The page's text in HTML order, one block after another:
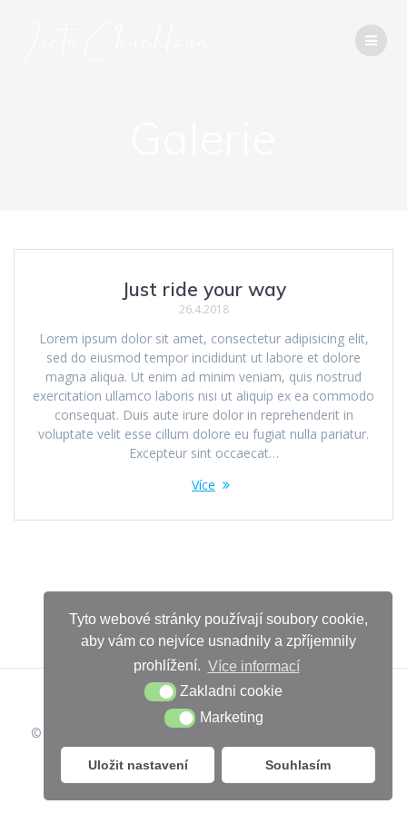
Tyto webové stránky používají soubory cookie,
aby vám co nejvíce usnadnily a zpříjemnily
prohlížení. Více informací
Zakladni cookie
Marketing
Uložit nastavení Souhlasím
Just ride your way
26.4.2018
Lorem ipsum dolor sit amet, consectetur adipisicing elit,
sed do eiusmod tempor incididunt ut labore et dolore
magna aliqua. Ut enim ad minim veniam, quis nostrud
exercitation ullamco laboris nisi ut aliquip ex ea commodo
consequat. Duis aute irure dolor in reprehenderit in
voluptate velit esse cillum dolore eu fugiat nulla pariatur.
Excepteur sint occaecat…
Více
© 2026 Iveta Chuchlova. Vytvořeno pomocí WordPressu a
šablony Mesmerize